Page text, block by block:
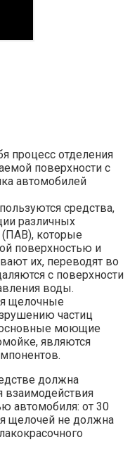
процесс отделения
поверхности с
автомобилей
средства,
различных
которые
поверхностью и
их, переводят во
с поверхности
воды.
щелочные
частиц
основные моющие
являются
должна
взаимодействия
автомобиля: от 30
щелочей не должна